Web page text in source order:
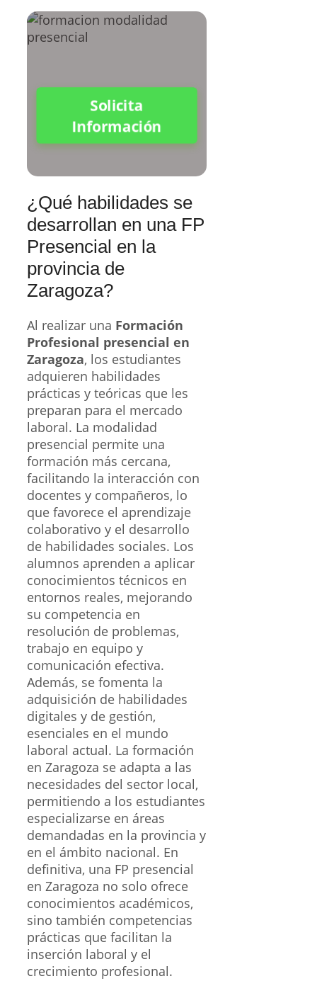
Solicita
Información
¿Qué habilidades se
desarrollan en una FP
Presencial en la
provincia de
Zaragoza?
Al realizar una Formación
Profesional presencial en
Zaragoza, los estudiantes
adquieren habilidades
prácticas y teóricas que les
preparan para el mercado
laboral. La modalidad
presencial permite una
formación más cercana,
facilitando la interacción con
docentes y compañeros, lo
que favorece el aprendizaje
colaborativo y el desarrollo
de habilidades sociales. Los
alumnos aprenden a aplicar
conocimientos técnicos en
entornos reales, mejorando
su competencia en
resolución de problemas,
trabajo en equipo y
comunicación efectiva.
Además, se fomenta la
adquisición de habilidades
digitales y de gestión,
esenciales en el mundo
laboral actual. La formación
en Zaragoza se adapta a las
necesidades del sector local,
permitiendo a los estudiantes
especializarse en áreas
demandadas en la provincia y
en el ámbito nacional. En
definitiva, una FP presencial
en Zaragoza no solo ofrece
conocimientos académicos,
sino también competencias
prácticas que facilitan la
inserción laboral y el
crecimiento profesional.